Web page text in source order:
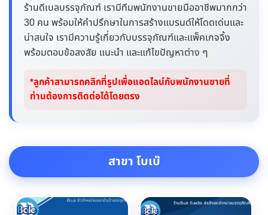
ร้านดีเบลบรรจุภัณฑ์ เรามีทีมพนักงานขายมืออาชีพมากกว่า
30 คน พร้อมให้คำปรึกษาในการสร้างแบรนด์ให้โดดเด่นและ
น่าสนใจ เรามีความรู้เกี่ยวกับบรรจุภัณฑ์และแพ็คเกจจิ้ง
พร้อมตอบข้อสงสัย แนะนำ และแก้ไขปัญหาต่าง ๆ
*ลูกค้าสามารถคลิกที่รูปเพื่อแอดไลน์กับพนักงานขายที่
ท่านต้องการติดต่อได้โดยตรง
สาขา โบเบ๊